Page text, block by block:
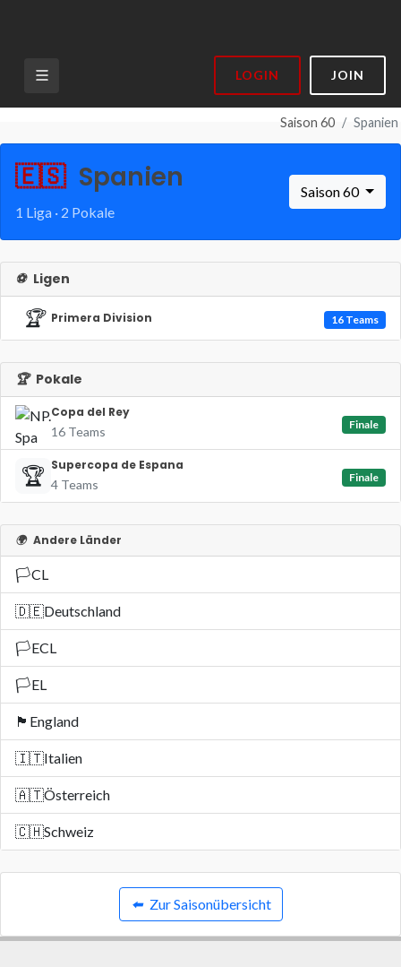
LOGIN JOIN
Saison 60 Spanien
🇪🇸 Spanien
1 Liga · 2 Pokale
Saison 60
⚽ Ligen
🏆 Primera Division 16 Teams
🏆 Pokale
Copa del Rey
16 Teams
Finale
🏆 Supercopa de Espana
4 Teams
Finale
🌍 Andere Länder
🏳️CL
🇩🇪Deutschland
🏳️ECL
🏳️EL
🏴󠁧󠁢󠁥󠁮󠁧󠁿 England
🇮🇹Italien
🇦🇹Österreich
🇨🇭Schweiz
⬅️ Zur Saisonübersicht